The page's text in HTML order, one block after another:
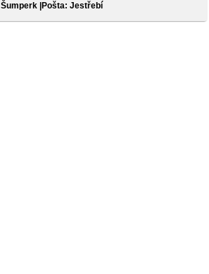
Šumperk |Pošta: Jestřebí